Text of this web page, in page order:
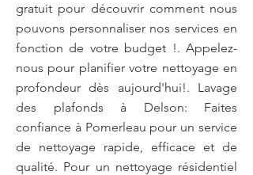
gratuit pour découvrir comment nous
pouvons personnaliser nos services en
fonction de votre budget !. Appelez-
nous pour planifier votre nettoyage en
profondeur dès aujourd'hui!. Lavage
des plafonds à Delson: Faites
confiance à Pomerleau pour un service
de nettoyage rapide, efficace et de
qualité. Pour un nettoyage résidentiel